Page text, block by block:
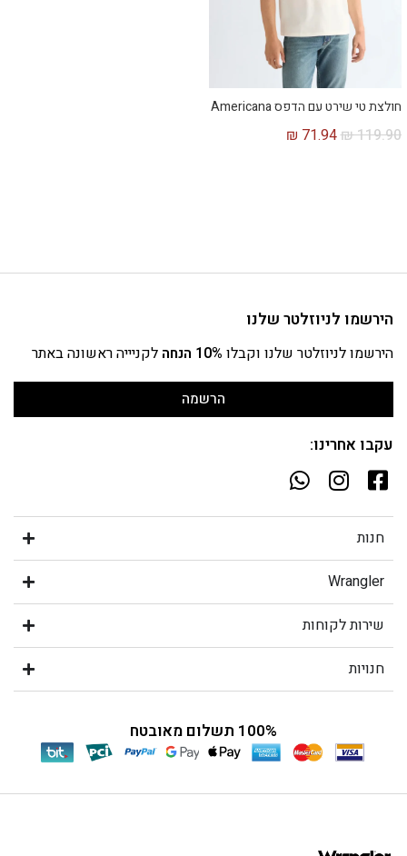
חולצת טי שירט עם הדפס Americana
₪119.90
₪ 71.94
הירשמו לניוזלטר שלנו
הירשמו לניוזלטר שלנו וקבלו 10% הנחה לקניייה ראשונה באתר
הרשמה
עקבו אחרינו:
חנות
Wrangler
שירות לקוחות
חנויות
100% תשלום מאובטח